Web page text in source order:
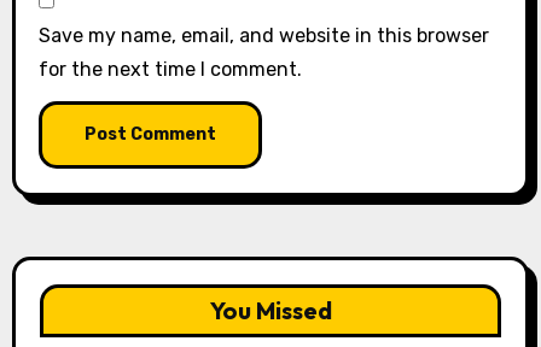
Save my name, email, and website in this browser
for the next time I comment.
You Missed